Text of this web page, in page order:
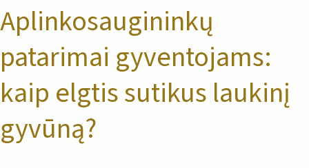
Aplinkosaugininkų
patarimai gyventojams:
kaip elgtis sutikus laukinį
gyvūną?